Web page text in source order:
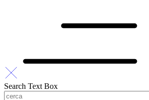
Search Text Box